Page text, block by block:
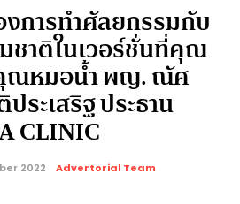
การทำศัลยกรรมกับ
ชาติในเวอร์ชั่นที่คุณ
ณหมอน้ำ พญ. ณัศ
ระเสริฐ ประธาน
CLINIC
2022 Advertorial Team